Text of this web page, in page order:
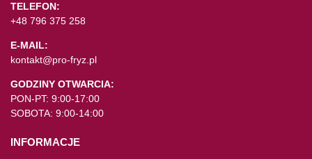
TELEFON:
+48 796 375 258
E-MAIL:
kontakt@pro-fryz.pl
GODZINY OTWARCIA:
PON-PT: 9:00-17:00
SOBOTA: 9:00-14:00
INFORMACJE